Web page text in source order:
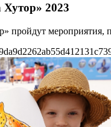
Хутор» 2023
пройдут